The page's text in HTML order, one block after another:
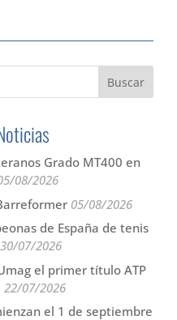
Grado MT400 en
08/2026
05/08/2026
de España de tenis
30/07/2026
el primer título ATP
22/07/2026
el 1 de septiembre